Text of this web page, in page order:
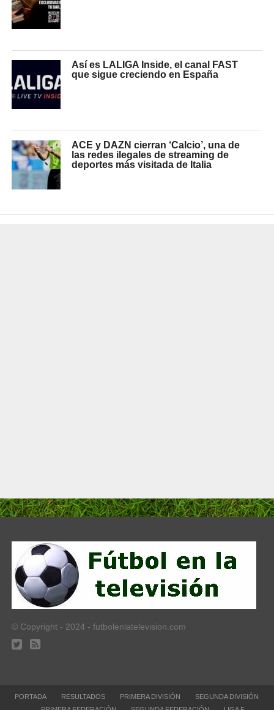
Así es LALIGA Inside, el canal FAST
que sigue creciendo en España
ACE y DAZN cierran ‘Calcio’, una de
las redes ilegales de streaming de
deportes más visitada de Italia
© Copyright - 2024 - futbolenlatelevision.com
PORTADA RESULTADOS PRIMERA DIVISIÓN
SEGUNDA DIVISIÓN